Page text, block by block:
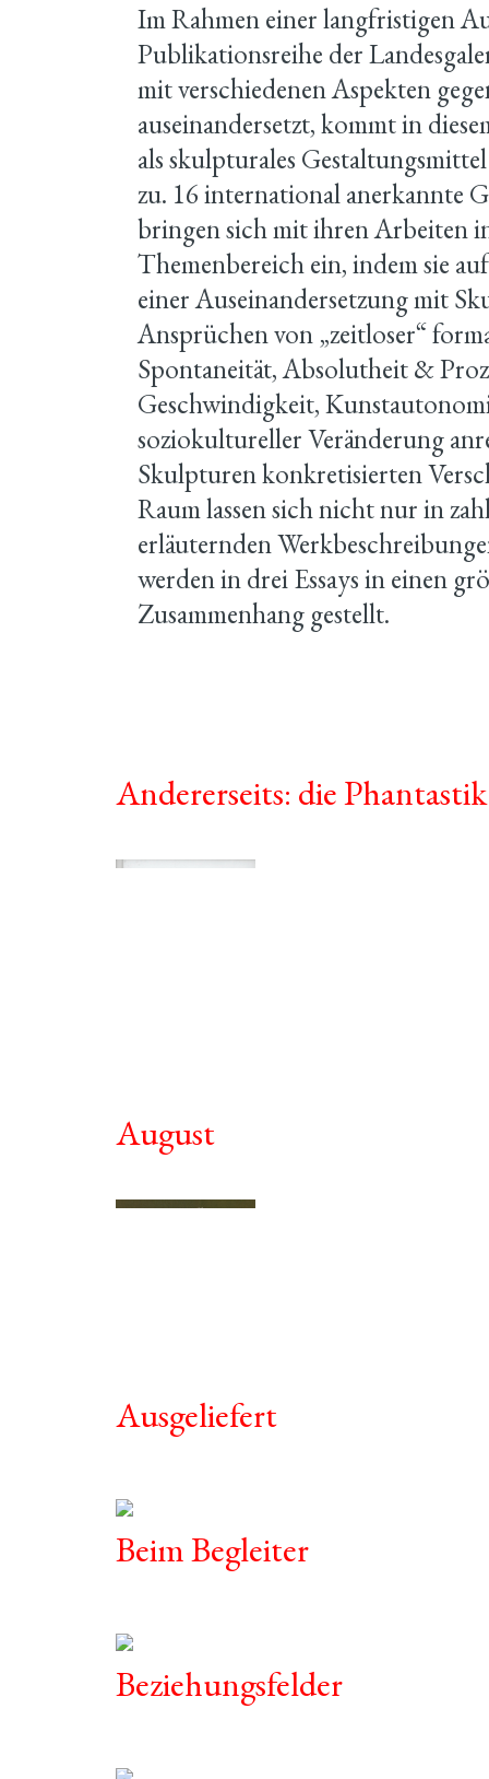
Im Rahmen einer langfristigen
Publikationsreihe der
mit verschiedenen Aspekten
auseinandersetzt, kommt in
als skulpturales
zu. 16 international anerkannte
bringen sich mit ihren Arbeiten
Themenbereich ein, indem sie
einer Auseinandersetzung mit
Ansprüchen von „zeitloser“
Spontaneität, Absolutheit &
Geschwindigkeit,
soziokultureller Veränderung
Skulpturen konkretisierten
Raum lassen sich nicht nur in
erläuternden
werden in drei Essays in einen
Zusammenhang gestellt.
Andererseits: die Phantastik
August
Ausgeliefert
Beim Begleiter
Beziehungsfelder